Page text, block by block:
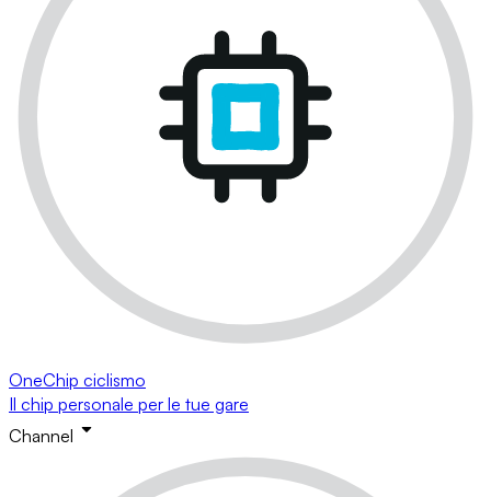
OneChip ciclismo
Il chip personale per le tue gare
Channel